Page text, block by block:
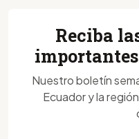
Reciba
Nuestro boletín
Ecuador y la